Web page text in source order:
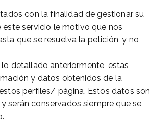
con la finalidad de gestionar su
servicio le motivo que nos
que se resuelva la petición, y no
detallado anteriormente, estas
y datos obtenidos de la
perfiles/ página. Estos datos son
serán conservados siempre que se